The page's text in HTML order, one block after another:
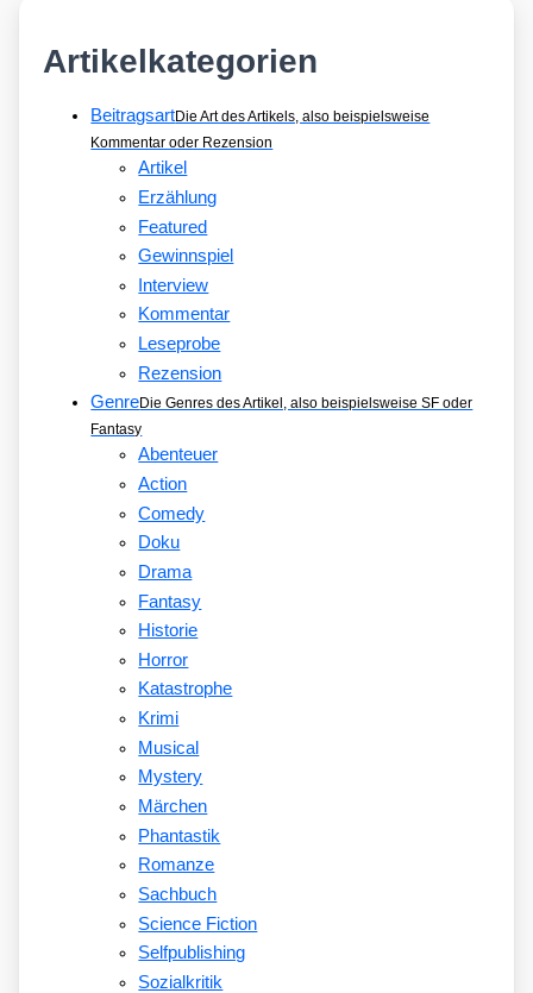
Artikelkategorien
BeitragsartDie Art des Artikels, also beispielsweise
Kommentar oder Rezension
Artikel
Erzählung
Featured
Gewinnspiel
Interview
Kommentar
Leseprobe
Rezension
GenreDie Genres des Artikel, also beispielsweise SF oder
Fantasy
Abenteuer
Action
Comedy
Doku
Drama
Fantasy
Historie
Horror
Katastrophe
Krimi
Musical
Mystery
Märchen
Phantastik
Romanze
Sachbuch
Science Fiction
Selfpublishing
Sozialkritik